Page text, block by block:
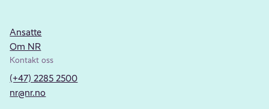
Ansatte
Om NR
Kontakt oss
(+47) 2285 2500
nr@nr.no